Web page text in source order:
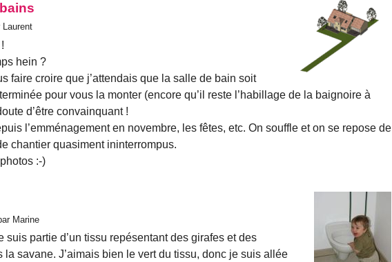
Laurent
hein ?
faire croire que j’attendais que la salle de bain soit
pour vous la monter (encore qu’il reste l’habillage de la baignoire à
d’être convainquant !
l’emménagement en novembre, les fêtes, etc. On souffle et on se repose de
chantier quasiment ininterrompus.
:-)
Marine
suis partie d’un tissu repésentant des girafes et des
la savane. J’aimais bien le vert du tissu, donc je suis allée